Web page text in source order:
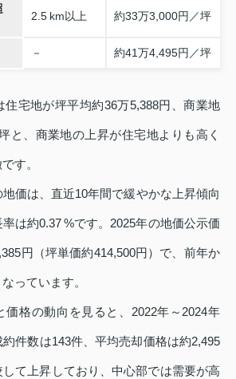
2.5 km以上 約33万3,000円／坪
－ 約41万4,495円／坪
住宅地が坪平均約36万5,388円、商業地
と、商業地の上昇が住宅地よりも高く
す。
価は、直近10年間で緩やかな上昇傾向
は約0.37 %です。2025年の地価公示価
円（坪単価約414,500円）で、前年か
っています。
価格の動向を見ると、2022年～2024年
件数は143件、平均売却価格は約2,495
て上昇しており、中心部では需要が高